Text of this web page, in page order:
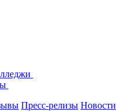
Пресс-релизы Новости